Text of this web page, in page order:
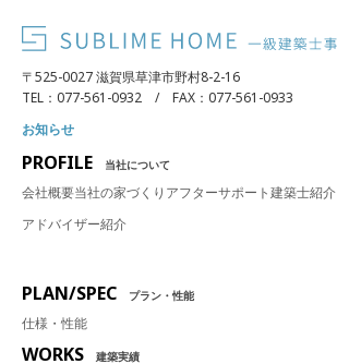
〒525-0027 滋賀県草津市野村8-2-16
TEL：077-561-0932 / FAX：077-561-0933
お知らせ
PROFILE 当社について
会社概要当社の家づくり アフターサポート建築士紹介
アドバイザー紹介
PLAN/SPEC プラン・性能
仕様・性能
WORKS 建築実績